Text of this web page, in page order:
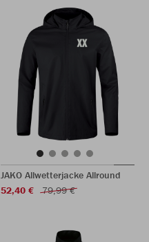
JAKO Allwetterjacke Allround
52,40 €
79,99 €